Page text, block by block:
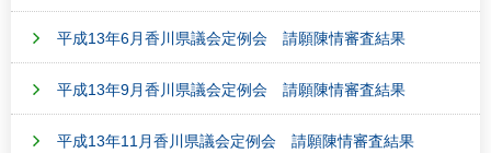
平成13年6月香川県議会定例会 請願陳情審査結果
平成13年9月香川県議会定例会 請願陳情審査結果
平成13年11月香川県議会定例会 請願陳情審査結果